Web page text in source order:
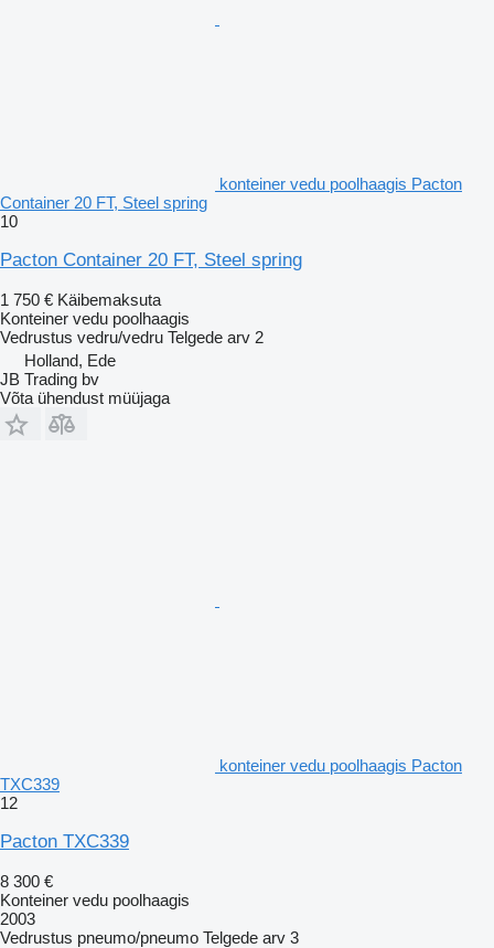
konteiner vedu poolhaagis Pacton
Container 20 FT, Steel spring
10
Pacton Container 20 FT, Steel spring
1 750 € Käibemaksuta
Konteiner vedu poolhaagis
Vedrustus vedru/vedru Telgede arv 2
Holland, Ede
JB Trading bv
Võta ühendust müüjaga
konteiner vedu poolhaagis Pacton
TXC339
12
Pacton TXC339
8 300 €
Konteiner vedu poolhaagis
2003
Vedrustus pneumo/pneumo Telgede arv 3